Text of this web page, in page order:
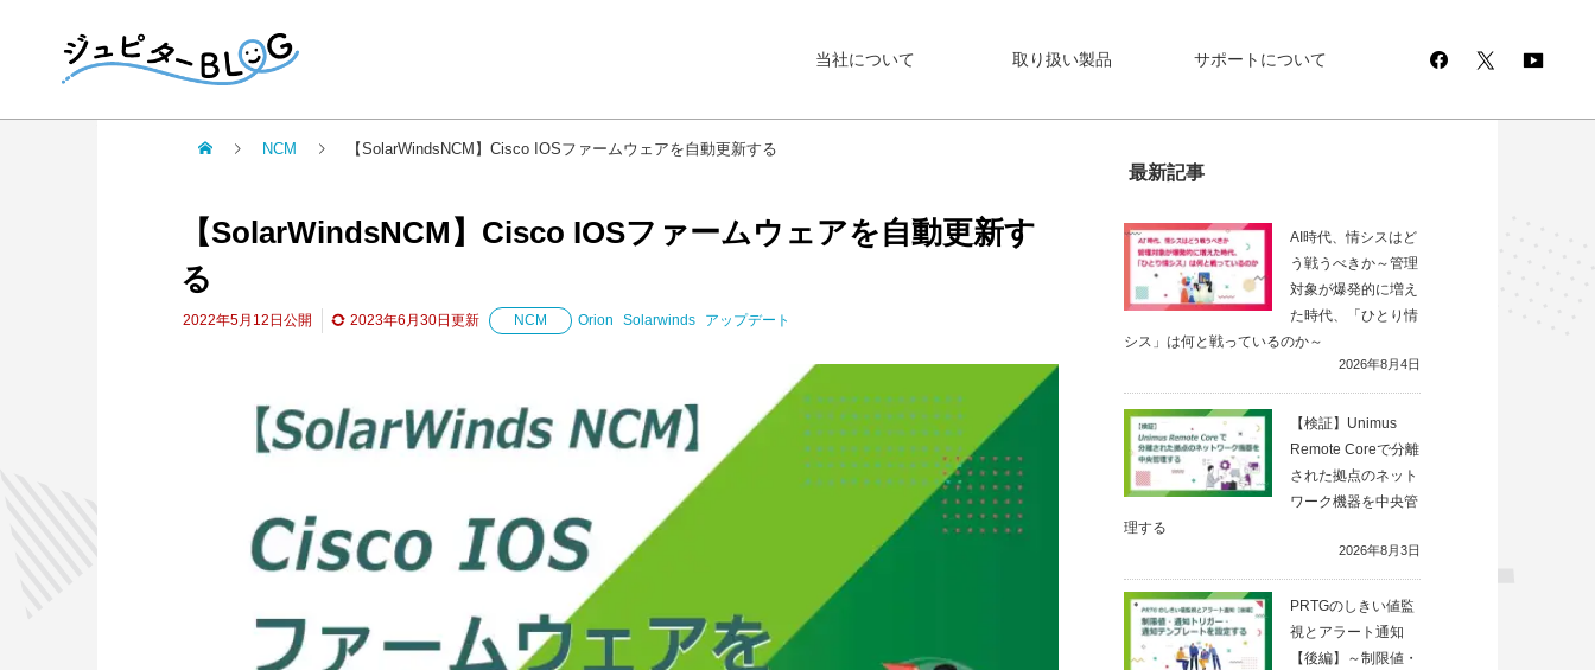
当社について 取り扱い製品 サポートについて
NCM 【SolarWindsNCM】Cisco IOSファームウェアを自動更新する
【SolarWindsNCM】Cisco IOSファームウェアを自動更新す
る
2022年5月12日 公開 2023年6月30日 更新 NCM Orion Solarwinds アップデート
最新記事
AI時代、情シスはど
う戦うべきか～管理
対象が爆発的に増え
た時代、「ひとり情
シス」は何と戦っているのか～
2026年8月4日
【検証】Unimus
Remote Coreで分離
された拠点のネット
ワーク機器を中央管
理する
2026年8月3日
PRTGのしきい値監
視とアラート通知
【後編】～制限値・